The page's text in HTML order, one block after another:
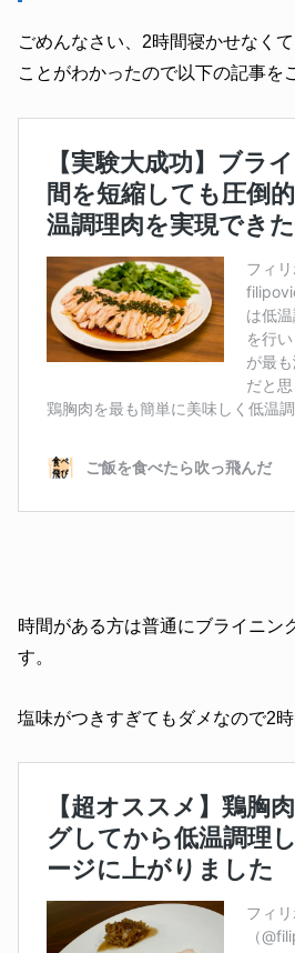
ごめんなさい、2時間寝かせなく
ことがわかったので以下の記事を
時間がある方は普通にブライニン
す。
塩味がつきすぎてもダメなので2時